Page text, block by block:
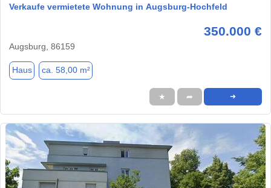
Verkaufe vermietete Wohnung in Augsburg-Hochfeld
350.000 €
Augsburg, 86159
Haus ca. 58,00 m²
★ ➦ ➜